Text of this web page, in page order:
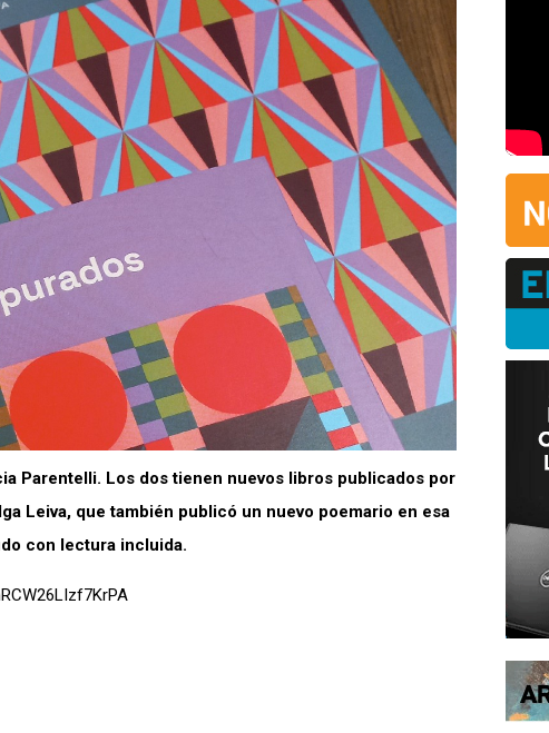
Parentelli. Los dos tienen nuevos libros publicados por
Leiva, que también publicó un nuevo poemario en esa
con lectura incluida.